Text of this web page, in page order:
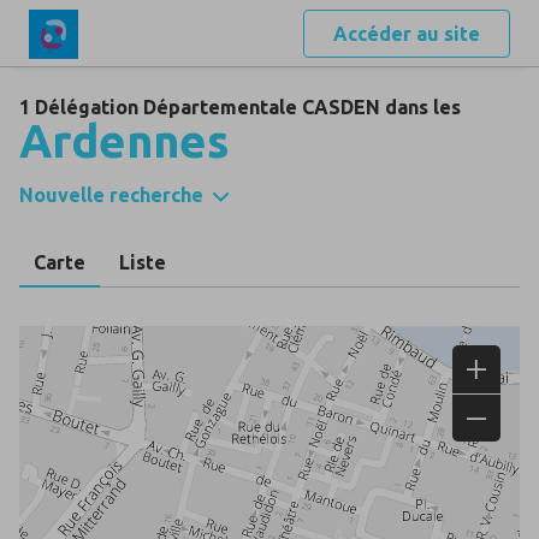
Accéder au site
1 Délégation Départementale CASDEN dans les
Ardennes
Nouvelle recherche
Carte Liste